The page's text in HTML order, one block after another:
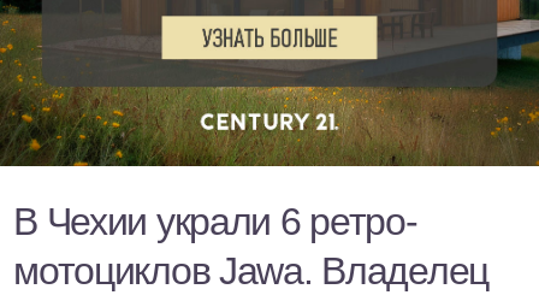
В Чехии украли 6 ретро-
мотоциклов Jawa. Владелец